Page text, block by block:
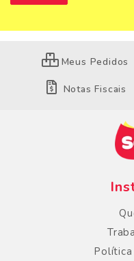
Meus Pedidos
Notas Fiscais